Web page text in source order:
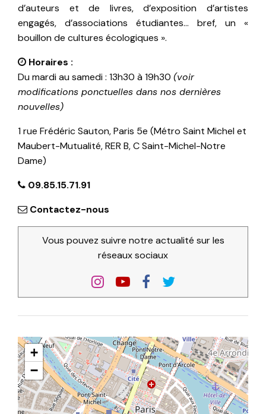
d’auteurs et de livres, d’exposition d’artistes
engagés, d’associations étudiantes… bref, un «
bouillon de cultures écologiques ».
Horaires :
Du mardi au samedi : 13h30 à 19h30 (voir
modifications ponctuelles dans nos dernières
nouvelles)
1 rue Frédéric Sauton, Paris 5e (Métro Saint Michel et
Maubert-Mutualité, RER B, C Saint-Michel-Notre
Dame)
09.85.15.71.91
Contactez-nous
Vous pouvez suivre notre actualité sur les
réseaux sociaux
+
−